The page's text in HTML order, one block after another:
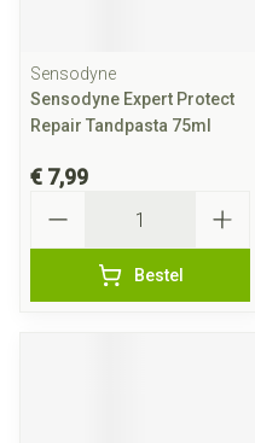
Sensodyne
Sensodyne Expert Protect
Repair Tandpasta 75ml
€ 7,99
Bestel